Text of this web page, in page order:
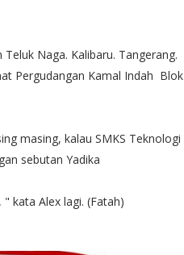
Naga. Kalibaru. Tangerang.
Pergudangan Kamal Indah Blok
masing, kalau SMKS Teknologi
sebutan Yadika
kata Alex lagi. (Fatah)